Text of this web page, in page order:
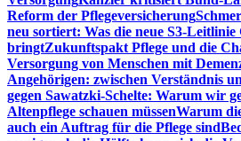
Reform der Pflegeversicherung
neu sortiert: Was die neue S3-
bringtZukunftspakt Pflege und die
Versorgung von Menschen mit
Angehörigen: zwischen Verständnis
gegen Sawatzki-Schelte: Warum wir
Altenpflege schauen müssenWarum
auch ein Auftrag für die Pflege sind